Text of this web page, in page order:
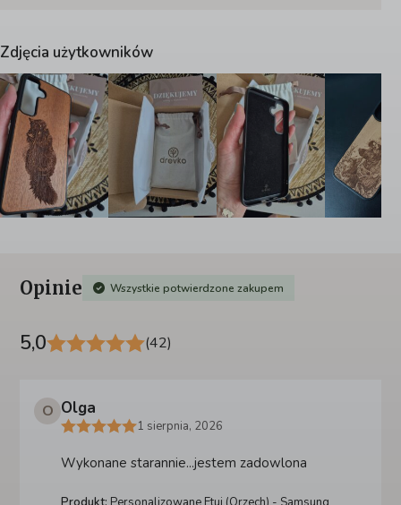
Zdjęcia użytkowników
Opinie Wszystkie potwierdzone zakupem
5,0 (42)
O Olga
1 sierpnia, 2026
Wykonane starannie...jestem zadowlona